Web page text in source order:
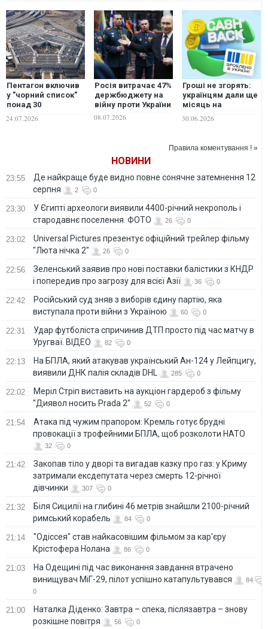
Пентагон включив
у "чорний список"
понад 30
наукових центрів
24.07.2026
Росія витрачає 47%
держбюджету на
війну проти України
08.07.2026
Гроші не згорять:
українцям дали ще
місяць на
перших виплат
30.06.2026
Правила коментування ! »
НОВИНИ
23:55
Де найкраще буде видно повне сонячне затемнення 12
серпня
2 0
23:30
У Єгипті археологи виявили 4400-річний некрополь і
стародавнє поселення. ФОТО
26 0
23:02
Universal Pictures презентує офіційний трейлер фільму
"Люта нічка 2"
26 0
22:56
Зеленський заявив про нові поставки балістики з КНДР
і попередив про загрозу для всієї Азії
36 0
22:42
Російський суд зняв з виборів єдину партію, яка
виступала проти війни з Україною
60 0
22:31
Удар футболіста спричинив ДТП просто під час матчу в
Уругваї. ВІДЕО
82 0
22:13
На БПЛА, який атакував український Ан-124 у Лейпцигу,
виявили ДНК палія складів DHL
285 0
22:02
Меріл Стріп виставить на аукціон гардероб з фільму
"Диявол носить Prada 2"
52 0
21:54
Атака під чужим прапором: Кремль готує брудні
провокації з трофейними БПЛА, щоб розколоти НАТО
32 0
21:42
Закопав тіло у дворі та вигадав казку про газ: у Криму
затримали ексдепутата через смерть 12-річної
дівчинки
307 0
21:32
Біля Сицилії на глибині 46 метрів знайшли 2100-річний
римський корабель
84 0
21:14
"Одіссея" став найкасовішим фільмом за кар'єру
Крістофера Нолана
86 0
21:03
На Одещині під час виконання завдання втрачено
винищувач МіГ-29, пілот успішно катапультувався
84
0
21:00
Наталка Діденко: Завтра – спека, післязавтра – знову
розкішне повітря
56 0